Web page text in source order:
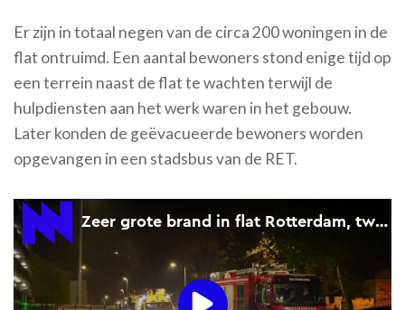
Er zijn in totaal negen van de circa 200 woningen in de
flat ontruimd. Een aantal bewoners stond enige tijd op
een terrein naast de flat te wachten terwijl de
hulpdiensten aan het werk waren in het gebouw.
Later konden de geëvacueerde bewoners worden
opgevangen in een stadsbus van de RET.